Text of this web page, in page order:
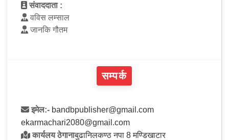
संवाददाता :
वविस लम्साल
जानकि गौतम
सम्पर्क
इमेल:- bandbpublisher@gmail.com
ekarmachari2080@gmail.com
कार्यलय ठेगानाबुढानिलकण्ठ नपा 8 मण्डिखाटार